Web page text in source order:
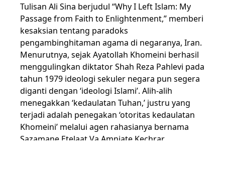
Tulisan Ali Sina berjudul “Why I Left Islam: My
Passage from Faith to Enlightenment,” memberi
kesaksian tentang paradoks
pengambinghitaman agama di negaranya, Iran.
Menurutnya, sejak Ayatollah Khomeini berhasil
menggulingkan diktator Shah Reza Pahlevi pada
tahun 1979 ideologi sekuler negara pun segera
diganti dengan ‘ideologi Islami’. Alih-alih
menegakkan ‘kedaulatan Tuhan,’ justru yang
terjadi adalah penegakan ‘otoritas kedaulatan
Khomeini’ melalui agen rahasianya bernama
Sazamane Etelaat Va Amniate Kechrar